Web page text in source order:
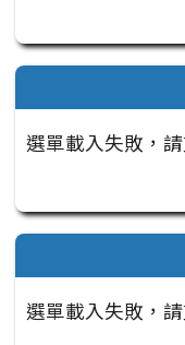
選單載入失敗，
選單載入失敗，